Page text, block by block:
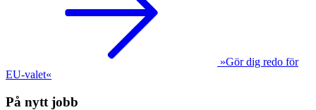
»Gör dig redo för
EU-valet«
På nytt jobb